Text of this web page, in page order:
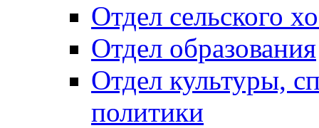
Отдел сельского
Отдел образования
Отдел культуры,
политики